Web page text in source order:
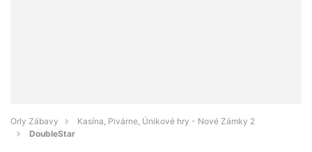
Orly Zábavy
Kasína, Pivárne, Únikové hry - Nové Zámky 2
DoubleStar